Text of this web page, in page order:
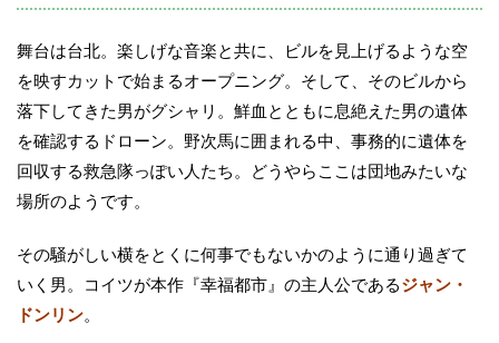
舞台は台北。楽しげな音楽と共に、ビルを見上げるような空
を映すカットで始まるオープニング。そして、そのビルから
落下してきた男がグシャリ。鮮血とともに息絶えた男の遺体
を確認するドローン。野次馬に囲まれる中、事務的に遺体を
回収する救急隊っぽい人たち。どうやらここは団地みたいな
場所のようです。
その騒がしい横をとくに何事でもないかのように通り過ぎて
いく男。コイツが本作『幸福都市』の主人公であるジャン・
ドンリン。